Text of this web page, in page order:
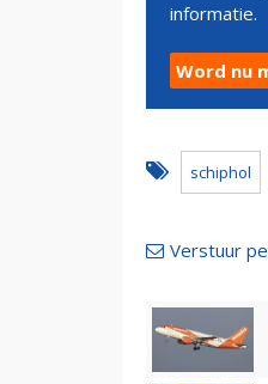
informatie.
Word nu
schiphol
Verstuur